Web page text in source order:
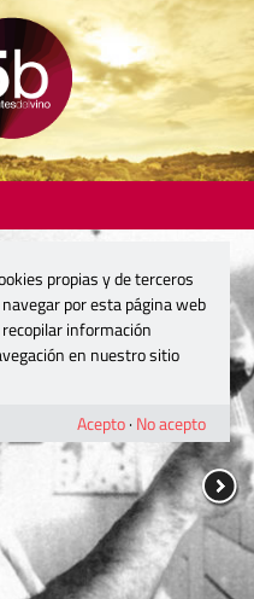
propias y de terceros
por esta página web
información
en nuestro sitio
Acepto· No acepto